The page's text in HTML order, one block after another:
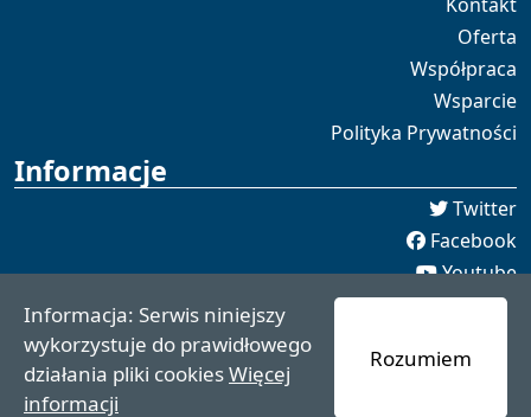
Oferta
Współpraca
Wsparcie
Polityka Prywatności
Informacje
Twitter
Facebook
Youtube
Spotify
redakcja [[]] czaswschodni.pl
czaswschodni.pl 2021 - 2025
Informacja: Serwis niniejszy
wykorzystuje do prawidłowego
działania pliki cookiesWięcej
informacji
Rozumiem